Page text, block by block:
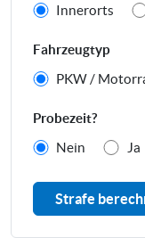
Innerorts
Fahrzeugtyp
PKW /
Probezeit?
Nein Ja
Strafe